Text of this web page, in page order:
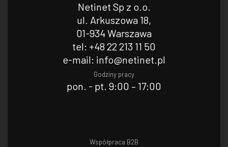
Netinet Sp z o.o.
ul. Arkuszowa 18,
01-934 Warszawa
tel: +48 22 213 11 50
e-mail: info@netinet.pl
Godziny pracy
pon. - pt. 9:00 – 17:00
Współpraca B2B